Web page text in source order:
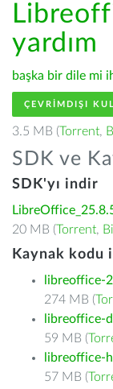
yardım
başka bir dile mi
ÇEVRIMDIŞI
3.5 MB (Torrent,
SDK ve
SDK'yı indir
20 MB (Torrent,
Kaynak kodu
libreoffice-
274 MB (
libreoffice-
59 MB (
libreoffice-
57 MB (